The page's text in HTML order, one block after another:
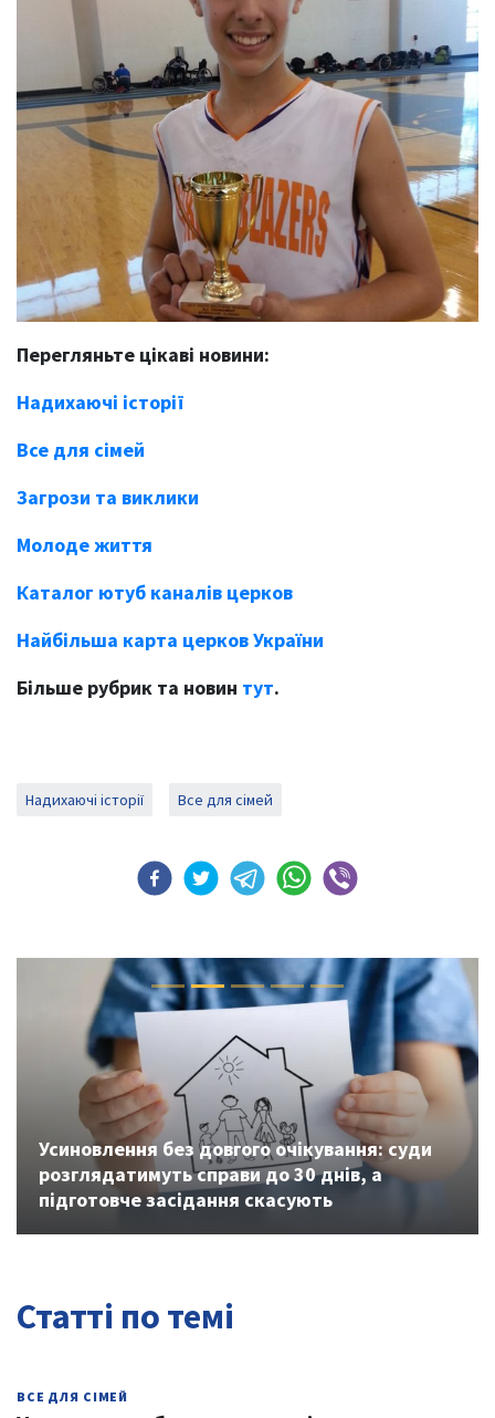
Перегляньте цікаві новини:
Надихаючі історії
Все для сімей
Загрози та виклики
Молоде життя
Каталог ютуб каналів церков
Найбільша карта церков України
Більше рубрик та новин тут.
Надихаючі історії Все для сімей
Усиновлення без довгого очікування: суди
розглядатимуть справи до 30 днів, а
підготовче засідання скасують
Previous Next
Статті по темі
ВСЕ ДЛЯ СІМЕЙ